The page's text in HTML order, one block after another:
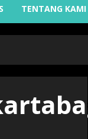
TENTANG KAMI